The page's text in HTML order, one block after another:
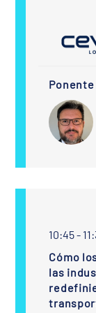
Ponente
10:45 -
Cómo
las